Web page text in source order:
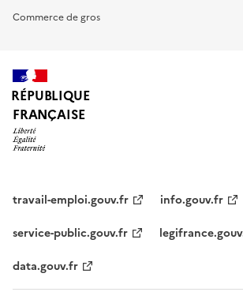
Commerce de gros
RÉPUBLIQUE
FRANÇAISE
travail-emploi.gouv.fr
info.gouv.fr
service-public.gouv.fr
data.gouv.fr